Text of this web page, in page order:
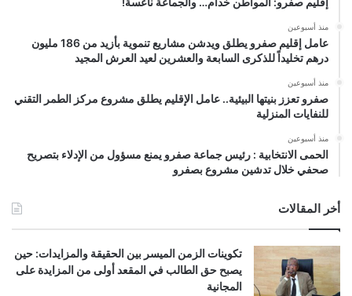
منذ أسبوعين
عامل إقليم صفرو يطلق ويدشن مشاريع تنموية بأزيد من 186 مليون
درهم تخليداً للذكرى السابعة والعشرين لعيد العرش المجيد
منذ أسبوعين
صفرو تعزز بنيتها البيئية.. عامل الإقليم يطلق مشروع مركز الطمر التقني
للنفايات المنزلية
منذ أسبوعين
الحمى الانتخابية : رئيس جماعة صفرو يمنع مسؤول من الإدلاء بتصريح
صحفي خلال تدشين مشروع بصفرو
أخر المقالات
تكوينات الزمن الميسر بين الحقيقة والمزايدات: حين
يصبح حق الطالب في المقعد أولى من المزايدة على
المجانية